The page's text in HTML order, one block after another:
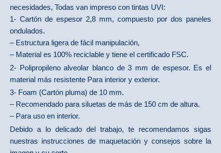
necesidades, Todas van impreso con tintas UVI:
1- Cartón de espesor 2,8 mm, compuesto por dos paneles
ondulados.
– Estructura ligera de fácil manipulación,
– Material es 100% reciclable y tiene el certificado FSC.
2- Polipropileno alveolar blanco de 3 mm de espesor. Es el
material más resistente Para interior y exterior.
​3- Foam (Cartón pluma) de 10 mm.
– Recomendado para siluetas de más de 150 cm de altura.
– Para uso en interior.
Debido a lo delicado del trabajo, te recomendamos sigas
nuestras instrucciones de maquetación y consejos sobre la